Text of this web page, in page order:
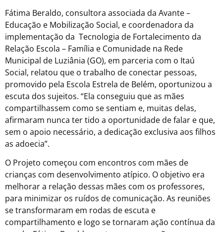
Fátima Beraldo, consultora associada da Avante –
Educação e Mobilização Social, e coordenadora da
implementação da Tecnologia de Fortalecimento da
Relação Escola – Família e Comunidade na Rede
Municipal de Luziânia (GO), em parceria com o Itaú
Social, relatou que o trabalho de conectar pessoas,
promovido pela Escola Estrela de Belém, oportunizou a
escuta dos sujeitos. “Ela conseguiu que as mães
compartilhassem como se sentiam e, muitas delas,
afirmaram nunca ter tido a oportunidade de falar e que,
sem o apoio necessário, a dedicação exclusiva aos filhos
as adoecia”.
O Projeto começou com encontros com mães de
crianças com desenvolvimento atípico. O objetivo era
melhorar a relação dessas mães com os professores,
para minimizar os ruídos de comunicação. As reuniões
se transformaram em rodas de escuta e
compartilhamento e logo se tornaram ação contínua da